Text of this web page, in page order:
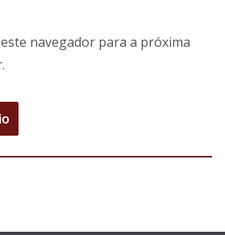
navegador para a próxima